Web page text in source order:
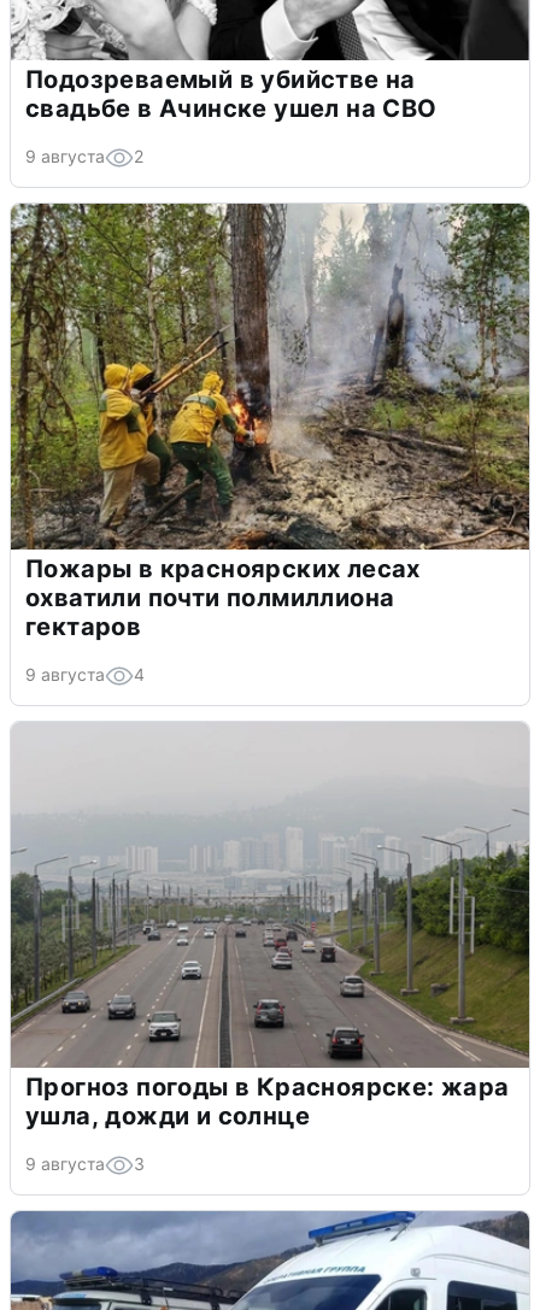
Подозреваемый в убийстве на
свадьбе в Ачинске ушел на СВО
9 августа 2
Пожары в красноярских лесах
охватили почти полмиллиона
гектаров
9 августа 4
Прогноз погоды в Красноярске: жара
ушла, дожди и солнце
9 августа 3